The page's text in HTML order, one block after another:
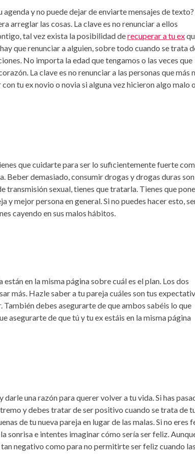
y no puede dejar de enviarte mensajes de texto?
arreglar las cosas. La clave es no renunciar a ellos
tal vez exista la posibilidad derecuperar a tu ex
que renunciar a alguien, sobre todo cuando se trata
No importa la edad que tengamos o las veces que
La clave es no renunciar a las personas que más
tu ex novio o novia si alguna vez hicieron algo malo
que cuidarte para ser lo suficientemente fuerte
Beber demasiado, consumir drogas y drogas duras son
transmisión sexual, tienes que tratarla. Tienes que
mejor persona en general. Si no puedes hacer esto,
cayendo en sus malos hábitos.
en la misma página sobre cuál es el plan. Los dos
más. Hazle saber a tu pareja cuáles son tus
debes asegurarte de que ambos sabéis lo que
asegurarte de que tú y tu ex estáis en la misma página
una razón para querer volver a tu vida. Si has
y debes tratar de ser positivo cuando se trata de
de tu nueva pareja en lugar de las malas. Si no eres
sonrisa e intentes imaginar cómo sería ser feliz.
negativo como para no permitirte ser feliz cuando las